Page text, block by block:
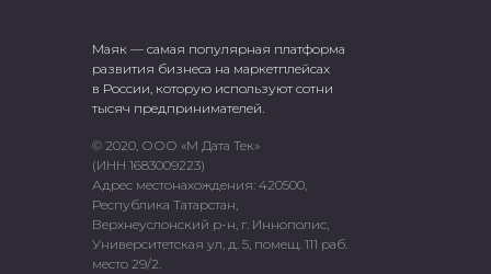
Маяк — самая популярная платформа
развития бизнеса на маркетплейсах
в России, которую используют сотни
тысяч предпринимателей.
© 2020, ООО «М Дата Тек»
(ИНН 1683009223)
Адрес местонахождения: 420500,
Республика Татарстан,
Верхнеуслонский р-н, г. Иннополис,
Университетская ул, д. 5, помещ. 111 раб.
место 29/2.